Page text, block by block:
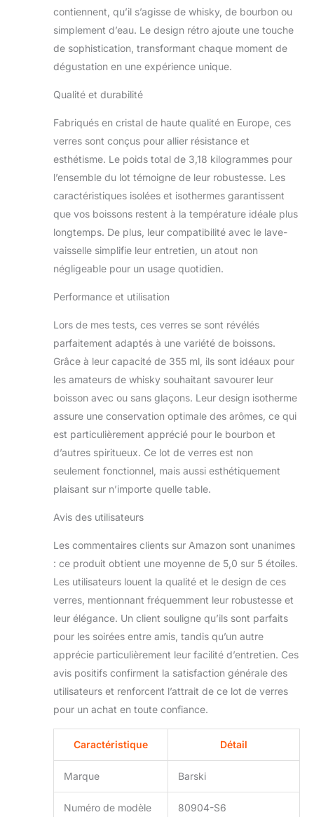
contiennent, qu’il s’agisse de whisky, de bourbon ou
simplement d’eau. Le design rétro ajoute une touche
de sophistication, transformant chaque moment de
dégustation en une expérience unique.
Qualité et durabilité
Fabriqués en cristal de haute qualité en Europe, ces
verres sont conçus pour allier résistance et
esthétisme. Le poids total de 3,18 kilogrammes pour
l’ensemble du lot témoigne de leur robustesse. Les
caractéristiques isolées et isothermes garantissent
que vos boissons restent à la température idéale plus
longtemps. De plus, leur compatibilité avec le lave-
vaisselle simplifie leur entretien, un atout non
négligeable pour un usage quotidien.
Performance et utilisation
Lors de mes tests, ces verres se sont révélés
parfaitement adaptés à une variété de boissons.
Grâce à leur capacité de 355 ml, ils sont idéaux pour
les amateurs de whisky souhaitant savourer leur
boisson avec ou sans glaçons. Leur design isotherme
assure une conservation optimale des arômes, ce qui
est particulièrement apprécié pour le bourbon et
d’autres spiritueux. Ce lot de verres est non
seulement fonctionnel, mais aussi esthétiquement
plaisant sur n’importe quelle table.
Avis des utilisateurs
Les commentaires clients sur Amazon sont unanimes
: ce produit obtient une moyenne de 5,0 sur 5 étoiles.
Les utilisateurs louent la qualité et le design de ces
verres, mentionnant fréquemment leur robustesse et
leur élégance. Un client souligne qu’ils sont parfaits
pour les soirées entre amis, tandis qu’un autre
apprécie particulièrement leur facilité d’entretien. Ces
avis positifs confirment la satisfaction générale des
utilisateurs et renforcent l’attrait de ce lot de verres
pour un achat en toute confiance.
Caractéristique Détail
Marque Barski
Numéro de modèle 80904-S6